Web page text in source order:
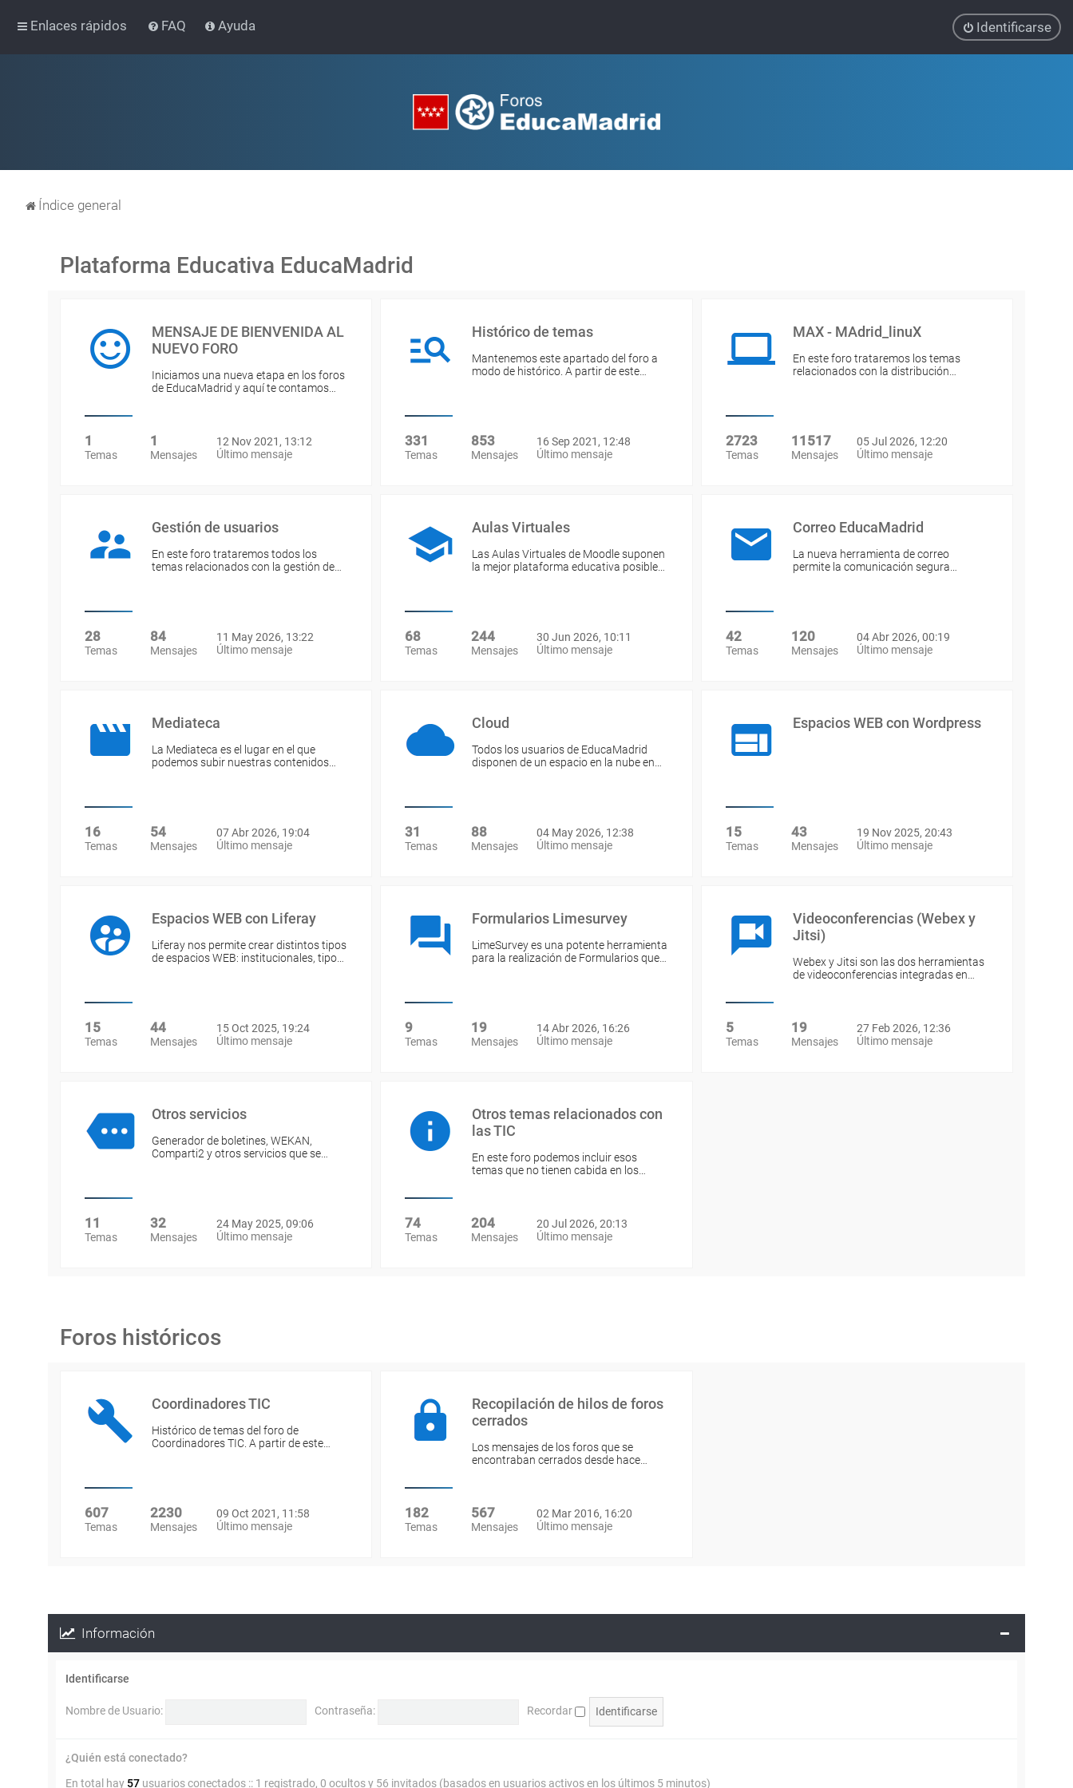
Enlaces rápidos FAQ Ayuda Identificarse
Índice general
Plataforma Educativa EducaMadrid
MENSAJE DE BIENVENIDA AL
NUEVO FORO
Iniciamos una nueva etapa en los foros
de EducaMadrid y aquí te contamos…
1
Temas
1
Mensajes
12 Nov 2021, 13:12
Último mensaje
Histórico de temas
Mantenemos este apartado del foro a
modo de histórico. A partir de este…
331
Temas
853
Mensajes
16 Sep 2021, 12:48
Último mensaje
MAX - MAdrid_linuX
En este foro trataremos los temas
relacionados con la distribución…
2723
Temas
11517
Mensajes
05 Jul 2026, 12:20
Último mensaje
Gestión de usuarios
En este foro trataremos todos los
temas relacionados con la gestión de…
28
Temas
84
Mensajes
11 May 2026, 13:22
Último mensaje
Aulas Virtuales
Las Aulas Virtuales de Moodle suponen
la mejor plataforma educativa posible…
68
Temas
244
Mensajes
30 Jun 2026, 10:11
Último mensaje
Correo EducaMadrid
La nueva herramienta de correo
permite la comunicación segura…
42
Temas
120
Mensajes
04 Abr 2026, 00:19
Último mensaje
Mediateca
La Mediateca es el lugar en el que
podemos subir nuestras contenidos…
16
Temas
54
Mensajes
07 Abr 2026, 19:04
Último mensaje
Cloud
Todos los usuarios de EducaMadrid
disponen de un espacio en la nube en…
31
Temas
88
Mensajes
04 May 2026, 12:38
Último mensaje
Espacios WEB con Wordpress
15
Temas
43
Mensajes
19 Nov 2025, 20:43
Último mensaje
Espacios WEB con Liferay
Liferay nos permite crear distintos tipos
de espacios WEB: institucionales, tipo…
15
Temas
44
Mensajes
15 Oct 2025, 19:24
Último mensaje
Formularios Limesurvey
LimeSurvey es una potente herramienta
para la realización de Formularios que…
9
Temas
19
Mensajes
14 Abr 2026, 16:26
Último mensaje
Videoconferencias (Webex y
Jitsi)
Webex y Jitsi son las dos herramientas
de videoconferencias integradas en…
5
Temas
19
Mensajes
27 Feb 2026, 12:36
Último mensaje
Otros servicios
Generador de boletines, WEKAN,
Comparti2 y otros servicios que se…
11
Temas
32
Mensajes
24 May 2025, 09:06
Último mensaje
Otros temas relacionados con
las TIC
En este foro podemos incluir esos
temas que no tienen cabida en los…
74
Temas
204
Mensajes
20 Jul 2026, 20:13
Último mensaje
Foros históricos
Coordinadores TIC
Histórico de temas del foro de
Coordinadores TIC. A partir de este…
607
Temas
2230
Mensajes
09 Oct 2021, 11:58
Último mensaje
Recopilación de hilos de foros
cerrados
Los mensajes de los foros que se
encontraban cerrados desde hace…
182
Temas
567
Mensajes
02 Mar 2016, 16:20
Último mensaje
Información
Identificarse
Nombre de Usuario: Contraseña: Recordar
¿Quién está conectado?
En total hay 57 usuarios conectados :: 1 registrado, 0 ocultos y 56 invitados (basados en usuarios activos en los últimos 5 minutos)